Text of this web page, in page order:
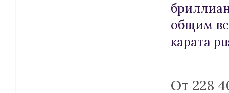
общим
карата
От 228